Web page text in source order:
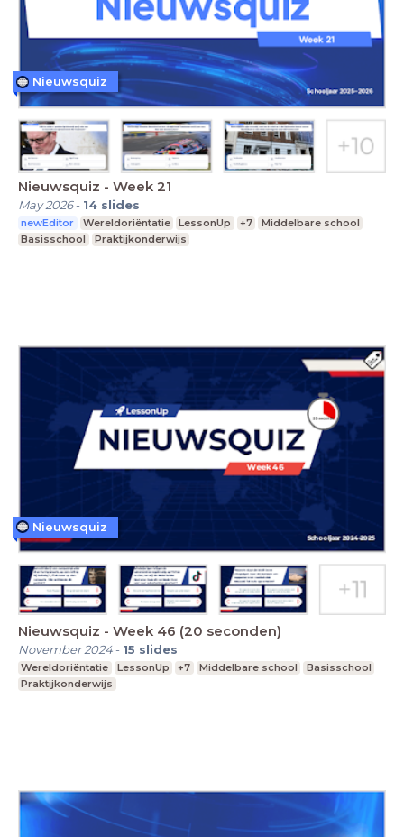
Nieuwsquiz - Week 21
May 2026- 14 slides
newEditor Wereldoriëntatie LessonUp +7
Middelbare school
Basisschool
Praktijkonderwijs
Nieuwsquiz
Nieuwsquiz - Week 46 (20 seconden)
November 2024- 15 slides
Wereldoriëntatie LessonUp +7 Middelbare school
Basisschool
Praktijkonderwijs
Nieuwsquiz